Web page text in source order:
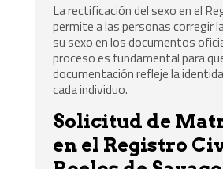
La rectificación del sexo en el
permite a las personas corregir
su sexo en los documentos
proceso es fundamental para
documentación refleje la
cada individuo.
Solicitud de
en el Registro